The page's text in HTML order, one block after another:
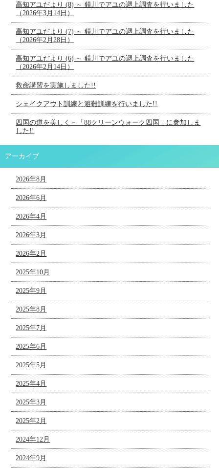
高知アユだより (8) ～ 鏡川でアユの遡上調査を行いました
（2026年3月14日）
高知アユだより (7) ～ 鏡川でアユの遡上調査を行いました
（2026年2月28日）
高知アユだより (6) ～ 鏡川でアユの遡上調査を行いました
（2026年2月14日）
救命講習を実施しました!!
シェイクアウト訓練と避難訓練を行いました!!
四国の道を美しく－「88クリーンウォーク四国」に参加しま
した!!
アーカイブ
2026年8月
2026年6月
2026年4月
2026年3月
2026年2月
2025年10月
2025年9月
2025年8月
2025年7月
2025年6月
2025年5月
2025年4月
2025年3月
2025年2月
2024年12月
2024年9月